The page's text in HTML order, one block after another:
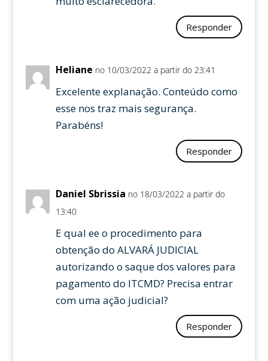
Responder
Heliane no 10/03/2022 a partir do 23:41
Excelente explanação. Conteúdo como
esse nos traz mais segurança.
Parabéns!
Responder
Daniel Sbrissia no 18/03/2022 a partir do
13:40
E qual ee o procedimento para
obtenção do ALVARÁ JUDICIAL
autorizando o saque dos valores para
pagamento do ITCMD? Precisa entrar
com uma ação judicial?
Responder